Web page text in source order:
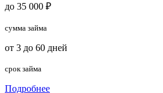
до 35 000 ₽
сумма займа
от 3 до 60 дней
срок займа
Подробнее